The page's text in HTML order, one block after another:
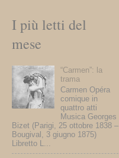
I più letti del
mese
“Carmen”: la
trama
Carmen Opéra
comique in
quattro atti
Musica Georges
Bizet (Parigi, 25 ottobre 1838 –
Bougival, 3 giugno 1875)
Libretto L...